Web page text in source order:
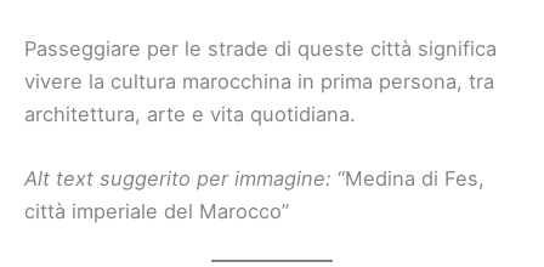
Passeggiare per le strade di queste città significa
vivere la cultura marocchina in prima persona, tra
architettura, arte e vita quotidiana.
Alt text suggerito per immagine: “Medina di Fes,
città imperiale del Marocco”